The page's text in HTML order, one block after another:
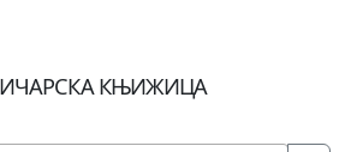
КЊИЖИЦА